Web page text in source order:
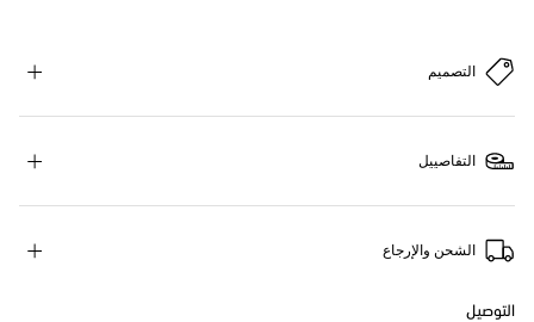
التصميم
التفاصييل
الشحن والإرجاع
التوصيل